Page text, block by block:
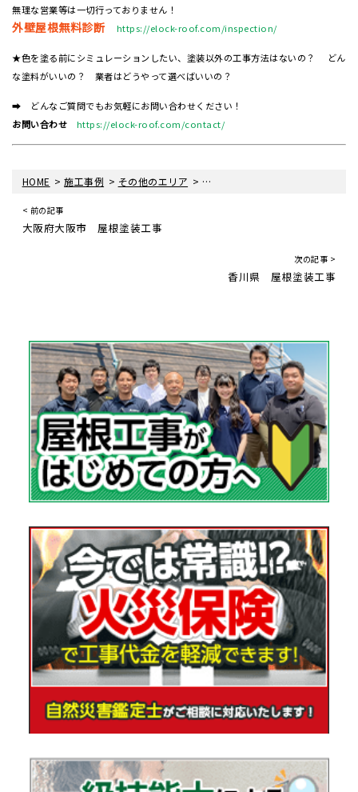
無理な営業等は一切行っておりません！
外壁屋根無料診断 https://elock-roof.com/inspection/
★色を塗る前にシミュレーションしたい、塗装以外の工事方法はないの？ どん
な塗料がいいの？ 業者はどうやって選べばいいの？
➡ どんなご質問でもお気軽にお問い合わせください！
お問い合わせ
https://elock-roof.com/contact/
HOME >施工事例 > その他のエリア > 和歌山県 屋根・外壁塗装工事
< 前の記事
大阪府大阪市 屋根塗装工事
次の記事 >
香川県 屋根塗装工事